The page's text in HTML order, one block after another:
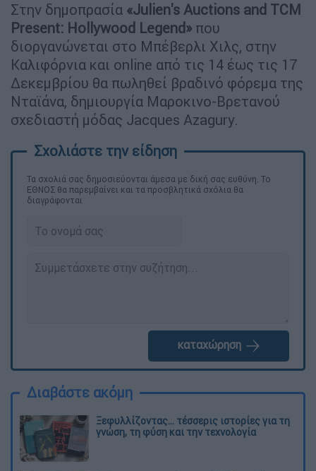
Στην δημοπρασία «Julien's Auctions and TCM
Present: Hollywood Legend» που
διοργανώνεται στο Μπέβερλι Χιλς, στην
Καλιφόρνια και online από τις 14 έως τις 17
Δεκεμβρίου θα πωληθεί βραδινό φόρεμα της
Νταϊάνα, δημιουργία Μαροκινο-Βρετανού
σχεδιαστή μόδας Jacques Azagury.
Τα σχολιά σας δημοσιεύονται άμεσα με δική σας ευθύνη. Το
ΕΘΝΟΣ θα παρεμβαίνει και τα προσβλητικά σχόλια θα
διαγράφονται
καταχώρηση
Διαβάστε ακόμη
Ξεφυλλίζοντας... τέσσερις ιστορίες για τη
γνώση, τη φύση και την τεχνολογία